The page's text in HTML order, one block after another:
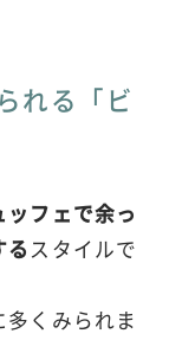
れる「ビ
ッフェで余っ
スタイルで
くみられま